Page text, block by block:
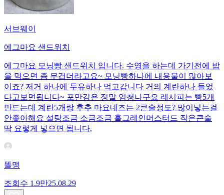
서브웨이
에그마요 샌드위치
에그마요 모닝빵 샌드위치 입니다. 수영을 하는데 가기전에 밥
을 먹으면 좀 무겁더라고요~ 모닝빵하나에 내용물이 많아보
이죠? 저거 하나에 두유하나 먹고갑니다 거의 계란하나 들었
다고보면됩니다~ 포만감은 정말 엄청나구요 레시피는 빵5개
만드는데 계란5개랑 후추 마요네즈는 2큰술정도? 많이넣는걸
안좋아해요 설탕조금 소금조금 홀그레인머스터드 작은큰술
딱 요렇게 넣으면 됩니다.
똘맹
조회수 1.9만25.08.29